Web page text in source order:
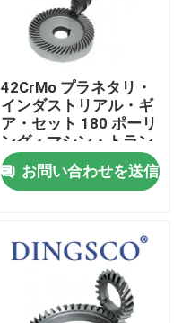
42CrMo プラネタリ・
インダストリアル・ギ
ア・セット 180 ポーリ
ング・マシン・トラン
スミッション
お問い合わせを送信